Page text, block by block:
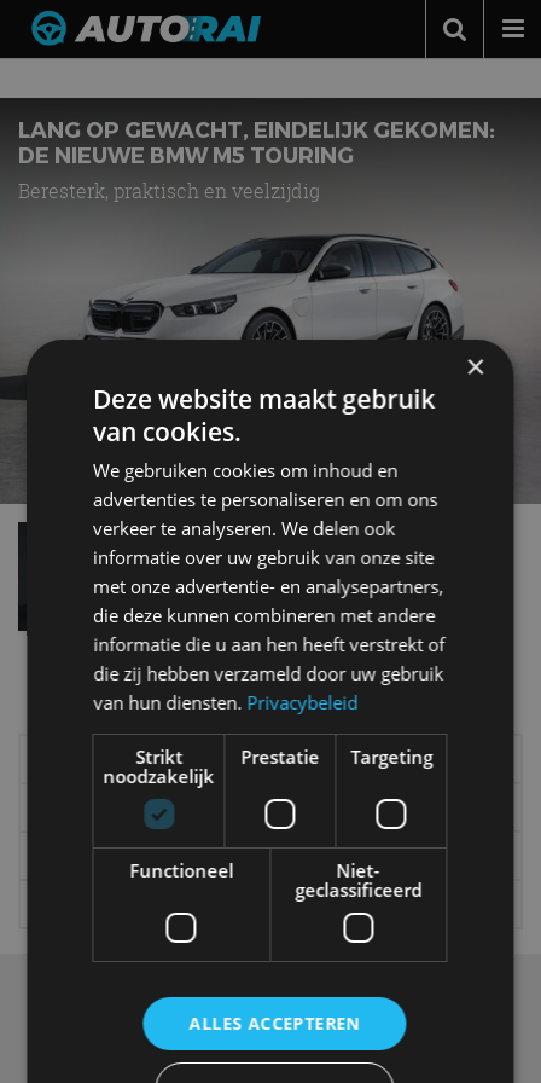
Podcast
Contact
MotorRAI.nl
Nieuws over
LANG OP GEWACHT, EINDELIJK GEKOMEN:
DE NIEUWE BMW M5 TOURING
Beresterk, praktisch en veelzijdig
Hij komt: een nieuwe BMW M5 Touring
jun 2023
Meer autonieuws
Alle categorieën van AutoRAI.nl
Elektrisch
Autotests
Interview
Column
Gadgets
Tech
Games
Op AutoRAI.nl vind je alles waar het hart van een
autoliefhebber sneller van gaat kloppen. In beeld én geluid,
van stadsauto tot supercar.
levert je het laatste
×
Deze website maakt gebruik
van cookies.
We gebruiken cookies om inhoud en
advertenties te personaliseren en om ons
verkeer te analyseren. We delen ook
informatie over uw gebruik van onze site
met onze advertentie- en analysepartners,
die deze kunnen combineren met andere
informatie die u aan hen heeft verstrekt of
die zij hebben verzameld door uw gebruik
van hun diensten. Privacybeleid
Strikt
noodzakelijk
Prestatie Targeting
Functioneel
Niet-
geclassificeerd
ALLES ACCEPTEREN